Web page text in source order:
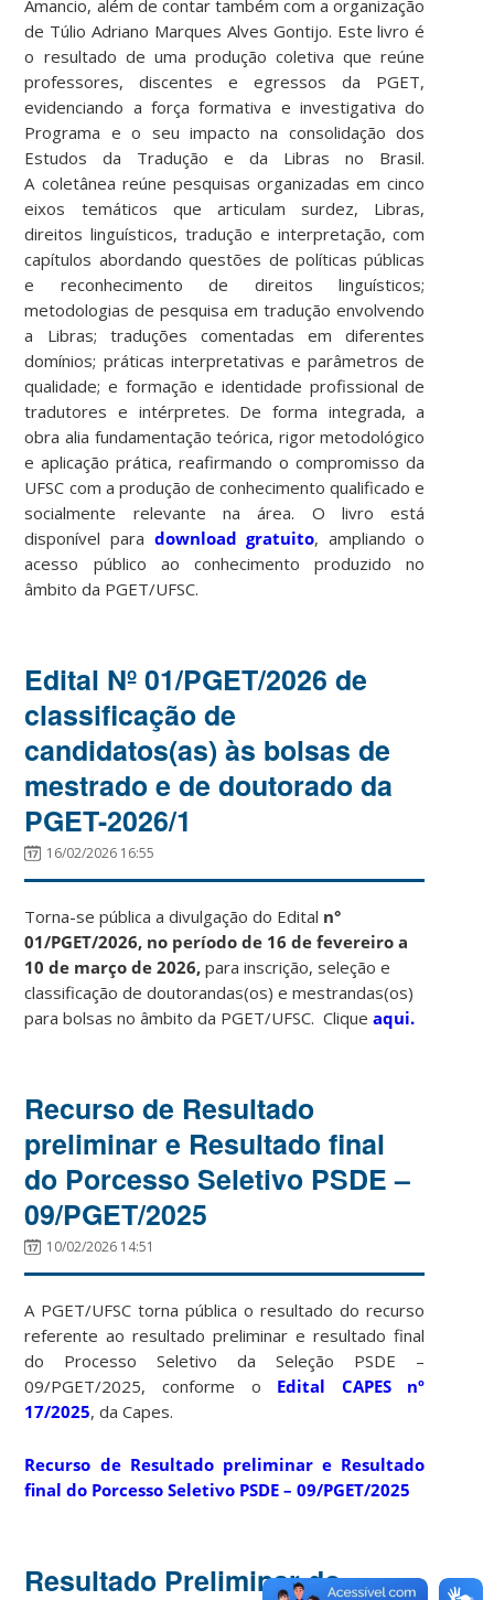
Amancio, além de contar também com a organização
de Túlio Adriano Marques Alves Gontijo. Este livro é
o resultado de uma produção coletiva que reúne
professores, discentes e egressos da PGET,
evidenciando a força formativa e investigativa do
Programa e o seu impacto na consolidação dos
Estudos da Tradução e da Libras no Brasil.
A coletânea reúne pesquisas organizadas em cinco
eixos temáticos que articulam surdez, Libras,
direitos linguísticos, tradução e interpretação, com
capítulos abordando questões de políticas públicas
e reconhecimento de direitos linguísticos;
metodologias de pesquisa em tradução envolvendo
a Libras; traduções comentadas em diferentes
domínios; práticas interpretativas e parâmetros de
qualidade; e formação e identidade profissional de
tradutores e intérpretes. De forma integrada, a
obra alia fundamentação teórica, rigor metodológico
e aplicação prática, reafirmando o compromisso da
UFSC com a produção de conhecimento qualificado e
socialmente relevante na área. O livro está
disponível para download gratuito, ampliando o
acesso público ao conhecimento produzido no
âmbito da PGET/UFSC.
Edital Nº 01/PGET/2026 de
classificação de
candidatos(as) às bolsas de
mestrado e de doutorado da
PGET-2026/1
16/02/2026 16:55
Torna-se pública a divulgação do Edital n°
01/PGET/2026, no período de 16 de fevereiro a
10 de março de 2026,para inscrição, seleção e
classificação de doutorandas(os) e mestrandas(os)
para bolsas no âmbito da PGET/UFSC. Cliqueaqui.
Recurso de Resultado
preliminar e Resultado final
do Porcesso Seletivo PSDE –
09/PGET/2025
10/02/2026 14:51
A PGET/UFSC torna pública o resultado do recurso
referente ao resultado preliminar e resultado final
do Processo Seletivo da Seleção PSDE –
09/PGET/2025, conforme o Edital CAPES nº
17/2025, daCapes.
Recurso de Resultado preliminar e Resultado
final do Porcesso Seletivo PSDE – 09/PGET/2025
Resultado Preliminar do